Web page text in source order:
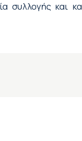
συλλογής και